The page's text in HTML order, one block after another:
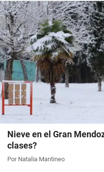
Nieve en el Gran
clases?
Por Natalia Mantineo